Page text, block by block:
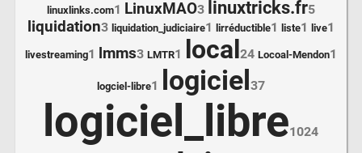
linuxlinks.com1 LinuxMAO3 linuxtricks.fr5
liquidation3 liquidation_judiciaire1 lirréductible1 liste1 live1
livestreaming1 lmms3 LMTR1 local 24 Locoal-Mendon1
logciel-libre1 logiciel 37
logiciel_libre1024